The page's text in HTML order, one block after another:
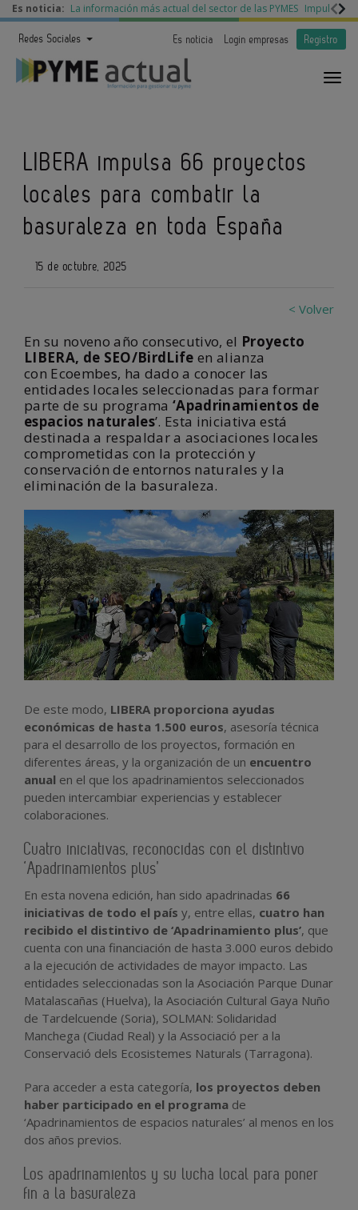
Es noticia: La información más actual del sector de las PYMES Impulso a
Redes Sociales Es noticia Login empresas Registro
LIBERA impulsa 66 proyectos
locales para combatir la
basuraleza en toda España
15 de octubre, 2025
< Volver
En su noveno año consecutivo, el Proyecto
LIBERA, de SEO/BirdLife en alianza
con Ecoembes, ha dado a conocer las
entidades locales seleccionadas para formar
parte de su programa ‘Apadrinamientos de
espacios naturales’. Esta iniciativa está
destinada a respaldar a asociaciones locales
comprometidas con la protección y
conservación de entornos naturales y la
eliminación de la basuraleza.
De este modo, LIBERA proporciona ayudas
económicas de hasta 1.500 euros, asesoría técnica
para el desarrollo de los proyectos, formación en
diferentes áreas, y la organización de un encuentro
anual en el que los apadrinamientos seleccionados
pueden intercambiar experiencias y establecer
colaboraciones.
Cuatro iniciativas, reconocidas con el distintivo
‘Apadrinamientos plus’
En esta novena edición, han sido apadrinadas 66
iniciativas de todo el país y, entre ellas, cuatro han
recibido el distintivo de ‘Apadrinamiento plus’, que
cuenta con una financiación de hasta 3.000 euros debido
a la ejecución de actividades de mayor impacto. Las
entidades seleccionadas son la Asociación Parque Dunar
Matalascañas (Huelva), la Asociación Cultural Gaya Nuño
de Tardelcuende (Soria), SOLMAN: Solidaridad
Manchega (Ciudad Real) y la Associació per a la
Conservació dels Ecosistemes Naturals (Tarragona).
Para acceder a esta categoría, los proyectos deben
haber participado en el programa de
‘Apadrinamientos de espacios naturales’ al menos en los
dos años previos.
Los apadrinamientos y su lucha local para poner
fin a la basuraleza